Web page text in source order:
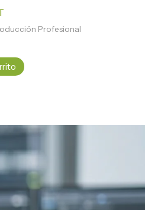
Profesional